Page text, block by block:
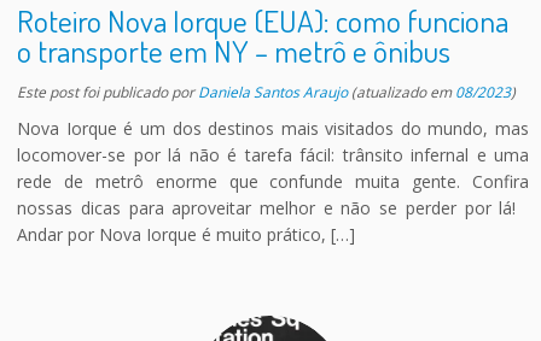
Roteiro Nova Iorque (EUA): como funciona
o transporte em NY – metrô e ônibus
Este post foi publicadoporDaniela Santos Araujo(atualizado em08/2023)
Nova Iorque é um dos destinos mais visitados do mundo, mas
locomover-se por lá não é tarefa fácil: trânsito infernal e uma
rede de metrô enorme que confunde muita gente. Confira
nossas dicas para aproveitar melhor e não se perder por lá!
Andar por Nova Iorque é muito prático, […]